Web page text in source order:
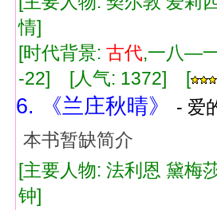
情]
[时代背景: 古代,一八—
-22] [人气: 1372] [
6. 《兰庄秋晴》
- 爱
本书暂缺简介
[主要人物: 法利恩 黛
钟]